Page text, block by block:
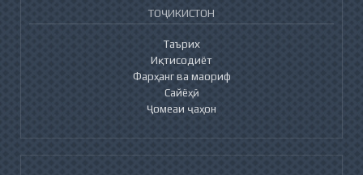
ТОҶИКИСТОН
Таърих
Иқтисодиёт
Фарҳанг ва маориф
Сайёҳӣ
Ҷомеаи ҷаҳон